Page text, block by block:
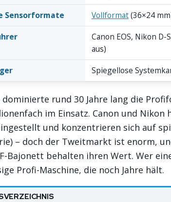
Sensorformate
Vollformat(36×24
Canon EOS, Nikon
aus)
Spiegellose
dominierte rund 30 Jahre lang die
im Einsatz. Canon und Nikon
und konzentrieren sich auf
– doch der Tweitmarkt ist enorm,
Bajonett behalten ihren Wert. Wer
Profi-Maschine, die noch Jahre hält.